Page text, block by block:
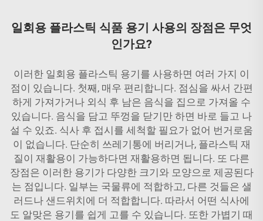
일회용 플라스틱 식품 용기 사용의 장점은 무엇
인가요?
이러한 일회용 플라스틱 용기를 사용하면 여러 가지 이
점이 있습니다. 첫째, 매우 편리합니다. 점심을 싸서 간편
하게 가져가거나 외식 후 남은 음식을 집으로 가져올 수
있습니다. 음식을 담고 뚜껑을 닫기만 하면 바로 들고 나
설 수 있죠. 식사 후 접시를 세척할 필요가 없어 번거로움
이 없습니다. 단순히 쓰레기통에 버리거나, 플라스틱 재
질이 재활용이 가능하다면 재활용하면 됩니다. 또 다른
장점은 이러한 용기가 다양한 크기와 모양으로 제공된다
는 점입니다. 일부는 국물류에 적합하고, 다른 것들은 샐
러드나 샌드위치에 더 적합합니다. 따라서 어떤 식사에
도 알맞은 용기를 쉽게 고를 수 있습니다. 또한 가볍기 때